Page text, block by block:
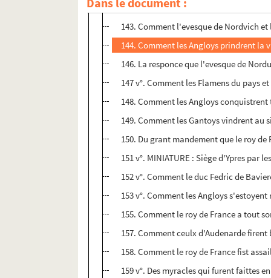
141 v°. Des aliances qui furent
143. Comment l'evesque de Nordvich
144. Comment les Angloys prindrent la
146. La responce que l'evesque de
147 v°. Comment les Flamens du pays
148. Comment les Angloys
149. Comment les Gantoys vindrent au
150. Du grant mandement que le roy
151 v°. MINIATURE : Siège d'Ypres par
152 v°. Comment le duc Fedric de
153 v°. Comment les Angloys
155. Comment le roy de France a tout
157. Comment ceulx d'Audenarde
158. Comment le roy de France fist
159 v°. Des myracles qui furent faittes